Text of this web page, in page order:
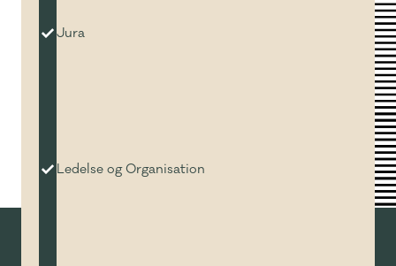
Jura
Ledelse og Organisation